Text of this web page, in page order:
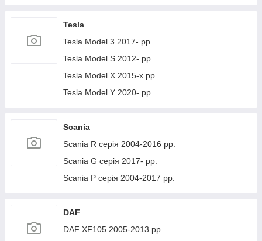
Tesla
Tesla Model 3 2017- рр.
Tesla Model S 2012- рр.
Tesla Model X 2015-х рр.
Tesla Model Y 2020- рр.
Scania
Scania R серія 2004-2016 рр.
Scania G серія 2017- рр.
Scania P серія 2004-2017 рр.
DAF
DAF XF105 2005-2013 рр.